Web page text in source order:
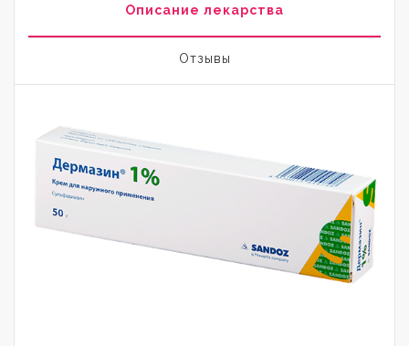
Описание лекарства
Отзывы